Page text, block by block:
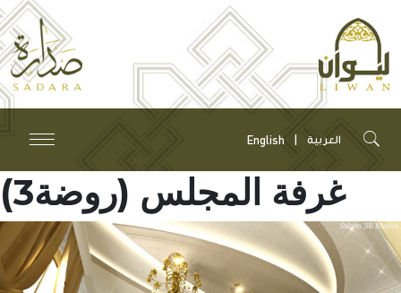
English العربية
غرفة المجلس (روضة3)